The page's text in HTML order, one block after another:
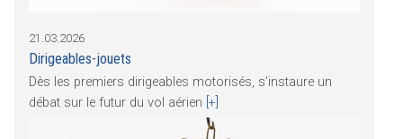
21.03.2026
Dirigeables-jouets
Dès les premiers dirigeables motorisés, s’instaure un
débat sur le futur du vol aérien [+]